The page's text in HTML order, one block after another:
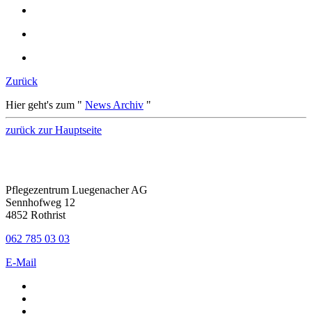
Zurück
Hier geht's zum " News Archiv "
zurück zur Hauptseite
Pflegezentrum Luegenacher AG
Sennhofweg 12
4852 Rothrist
062 785 03 03
E-Mail